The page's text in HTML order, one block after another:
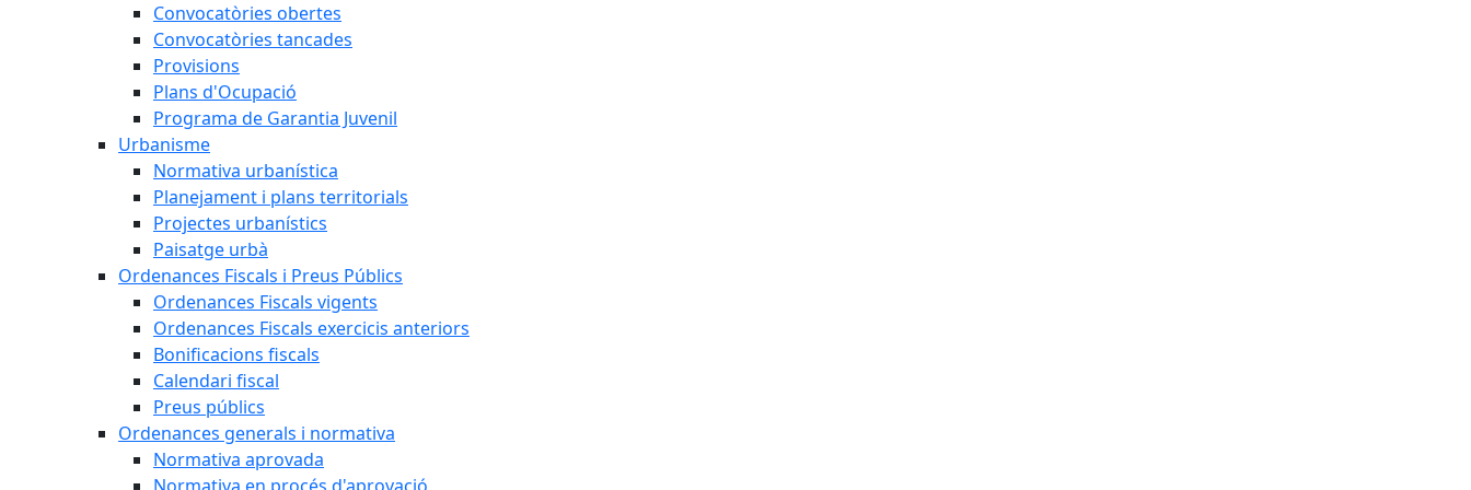
Convocatòries obertes
Convocatòries tancades
Provisions
Plans d'Ocupació
Programa de Garantia Juvenil
Urbanisme
Normativa urbanística
Planejament i plans territorials
Projectes urbanístics
Paisatge urbà
Ordenances Fiscals i Preus Públics
Ordenances Fiscals vigents
Ordenances Fiscals exercicis anteriors
Bonificacions fiscals
Calendari fiscal
Preus públics
Ordenances generals i normativa
Normativa aprovada